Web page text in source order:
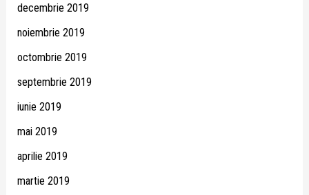
decembrie 2019
noiembrie 2019
octombrie 2019
septembrie 2019
iunie 2019
mai 2019
aprilie 2019
martie 2019